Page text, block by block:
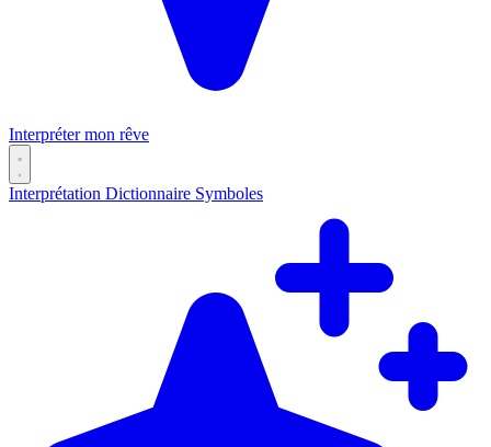
Interpréter mon rêve
Interprétation Dictionnaire Symboles